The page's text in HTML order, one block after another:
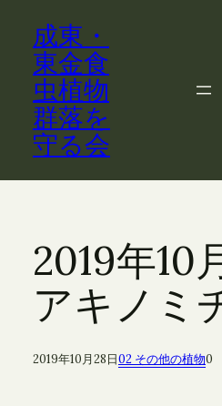
成東・
東金食
虫植物
群落を
守る会
2019年10
アキノミ
2019年10月28日02 その他の植物0